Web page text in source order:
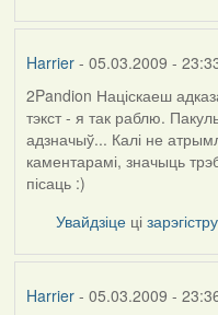
Harrier- 05.03.2009 -
2Pandion Націскаеш
тэкст - я так раблю.
адзначыў... Калі не
каментарамі, значыць
пісаць :)
Увайдзіце ці
Harrier- 05.03.2009 -